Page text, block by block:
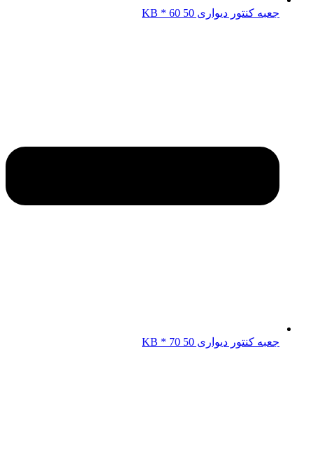
جعبه کنتور دیواری KB * 60 50
جعبه کنتور دیواری KB * 70 50